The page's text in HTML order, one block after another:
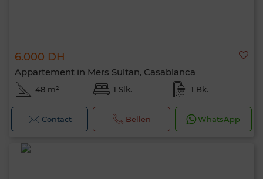
6.000 DH
Appartement in Mers Sultan, Casablanca
48 m² 1 Slk. 1 Bk.
Contact Bellen WhatsApp